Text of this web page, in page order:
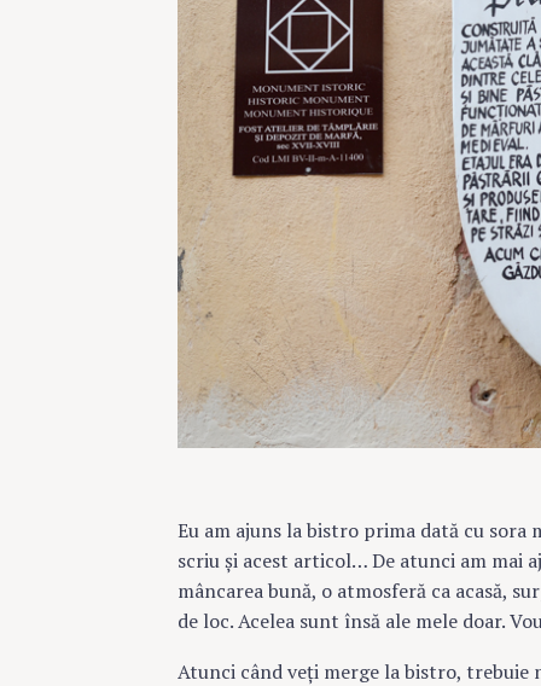
Eu am ajuns la bistro prima dată cu sora
scriu şi acest articol… De atunci am mai
mâncarea bună, o atmosferă ca acasă,
de loc. Acelea sunt însă ale mele doar.
Atunci când veţi merge la bistro, trebuie